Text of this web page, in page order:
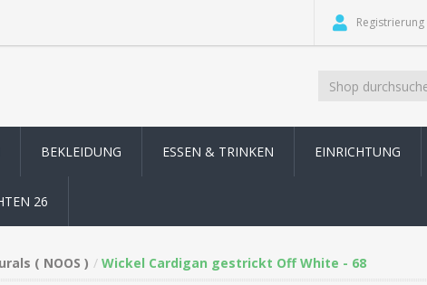
Registrierung
BEKLEIDUNG ESSEN & TRINKEN EINRICHTUNG
26
( NOOS ) Wickel Cardigan gestrickt Off White - 68